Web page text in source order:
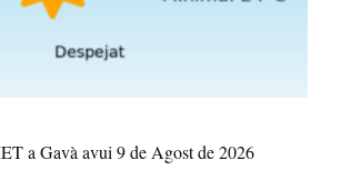
a Gavà avui 9 de Agost de 2026